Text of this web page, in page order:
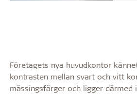
Företagets nya huvudkontor
kontrasten mellan svart och vitt
mässingsfärger och ligger därmed